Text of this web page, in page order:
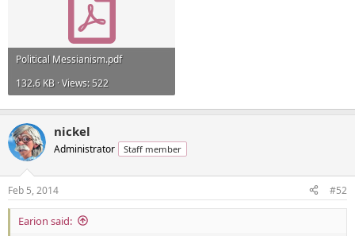
Political Messianism.pdf
132.6 KB · Views: 522
nickel
Administrator Staff member
Feb 5, 2014 #52
Earion said: